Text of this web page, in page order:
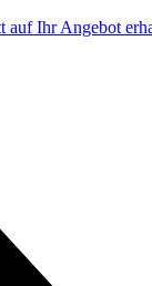
auf Ihr Angebot